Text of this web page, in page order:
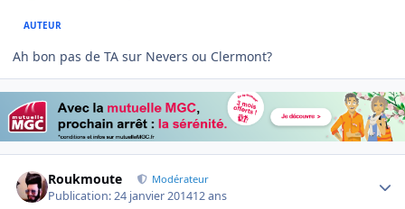
AUTEUR
Ah bon pas de TA sur Nevers ou Clermont?
Roukmoute Modérateur
Publication:24 janvier 201412 ans